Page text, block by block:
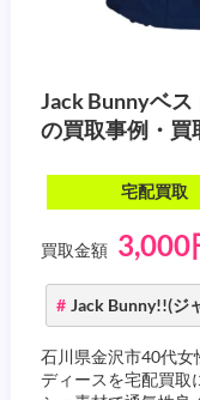
Jack Bunnyベ
の買取事例・買
宅配買取
買取金額 3,000
Jack Bunny!!(ジ
石川県金沢市40代女
ディースを宅配買取